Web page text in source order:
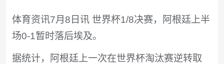
体育资讯7月8日讯 世界杯1/8决赛，阿根廷上半
场0-1暂时落后埃及。
据统计，阿根廷上一次在世界杯淘汰赛逆转取